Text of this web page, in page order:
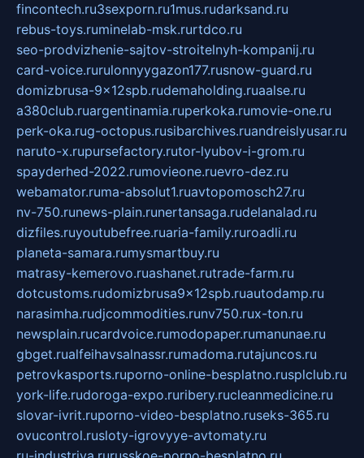
fincontech.ru3sexporn.ru1mus.rudarksand.ru
rebus-toys.ruminelab-msk.rurtdco.ru
seo-prodvizhenie-sajtov-stroitelnyh-kompanij.ru
card-voice.rurulonnyygazon177.rusnow-guard.ru
domizbrusa-9x12spb.rudemaholding.ruaalse.ru
a380club.ruargentinamia.ruperkoka.rumovie-one.ru
perk-oka.rug-octopus.rusibarchives.ruandreislyusar.ru
naruto-x.rupursefactory.rutor-lyubov-i-grom.ru
spayderhed-2022.rumovieone.ruevro-dez.ru
webamator.ruma-absolut1.ruavtopomosch27.ru
nv-750.runews-plain.runertansaga.rudelanalad.ru
dizfiles.ruyoutubefree.ruaria-family.ruroadli.ru
planeta-samara.rumysmartbuy.ru
matrasy-kemerovo.ruashanet.rutrade-farm.ru
dotcustoms.rudomizbrusa9x12spb.ruautodamp.ru
narasimha.rudjcommodities.runv750.rux-ton.ru
newsplain.rucardvoice.rumodopaper.rumanunae.ru
gbget.rualfeihavsalnassr.rumadoma.rutajuncos.ru
petrovkasports.ruporno-online-besplatno.rusplclub.ru
york-life.rudoroga-expo.ruribery.rucleanmedicine.ru
slovar-ivrit.ruporno-video-besplatno.ruseks-365.ru
ovucontrol.rusloty-igrovyye-avtomaty.ru